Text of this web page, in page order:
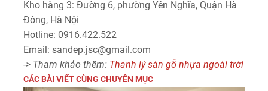
Kho hàng 3: Đường 6, phường Yên Nghĩa, Quận Hà
Đông, Hà Nội
Hotline: 0916.422.522
Email: sandep.jsc@gmail.com
-> Tham khảo thêm: Thanh lý sàn gỗ nhựa ngoài trời
CÁC BÀI VIẾT CÙNG CHUYÊN MỤC